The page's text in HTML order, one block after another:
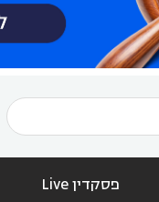
פסקדין Live